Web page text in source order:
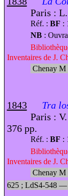
Paris :
Réf. : BF :
NB:
Inventaires de J.
Chenay
1843
Tra
Paris :
376 pp.
Réf. : BF :
Inventaires de J.
Chenay
625 ; LdS4-548 —